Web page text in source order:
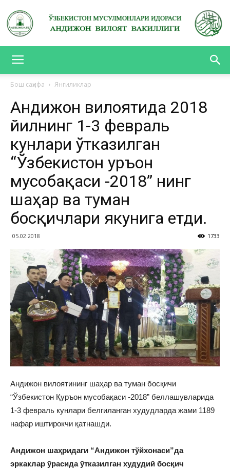
ВИЛОЯТ
Бош саҳифа Янгиликлар
Андижон вилоятида 2018
йилнинг 1-3 февраль
кунлари ўтказилган
“Ўзбекистон Қуръон
мусобақаси -2018” нинг
шаҳар ва туман
босқичлари якунига етди.
05.02.2018 1733
Андижон вилоятининг шаҳар ва туман босқичи
“Ўзбекистон Қуръон мусобақаси -2018” беллашувларида
1-3 февраль кунлари белгиланган худудларда жами 1189
нафар иштирокчи қатнашди.
Андижон шаҳридаги “Андижон тўйхонаси”да
эркаклар ўрасида ўтказилган худудий босқич